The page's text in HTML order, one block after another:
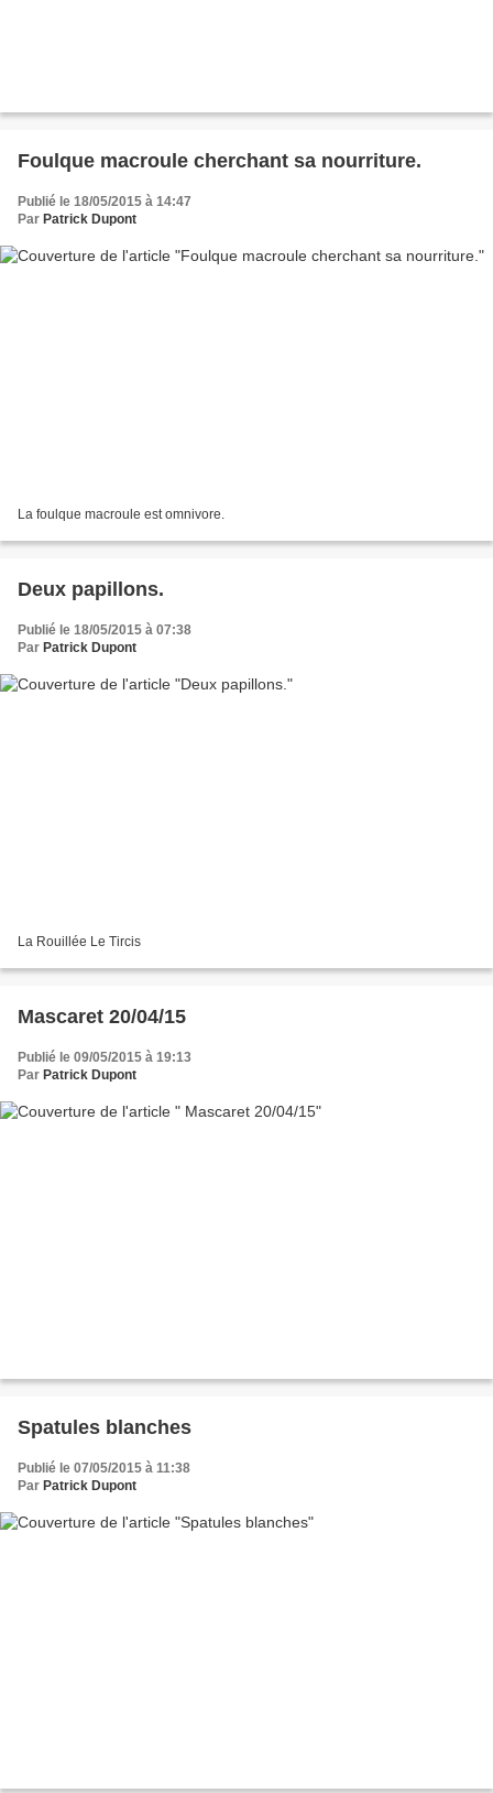
Foulque macroule cherchant sa nourriture.
Publié le 18/05/2015 à 14:47
Par Patrick Dupont
La foulque macroule est omnivore.
Deux papillons.
Publié le 18/05/2015 à 07:38
Par Patrick Dupont
La Rouillée Le Tircis
Mascaret 20/04/15
Publié le 09/05/2015 à 19:13
Par Patrick Dupont
Spatules blanches
Publié le 07/05/2015 à 11:38
Par Patrick Dupont